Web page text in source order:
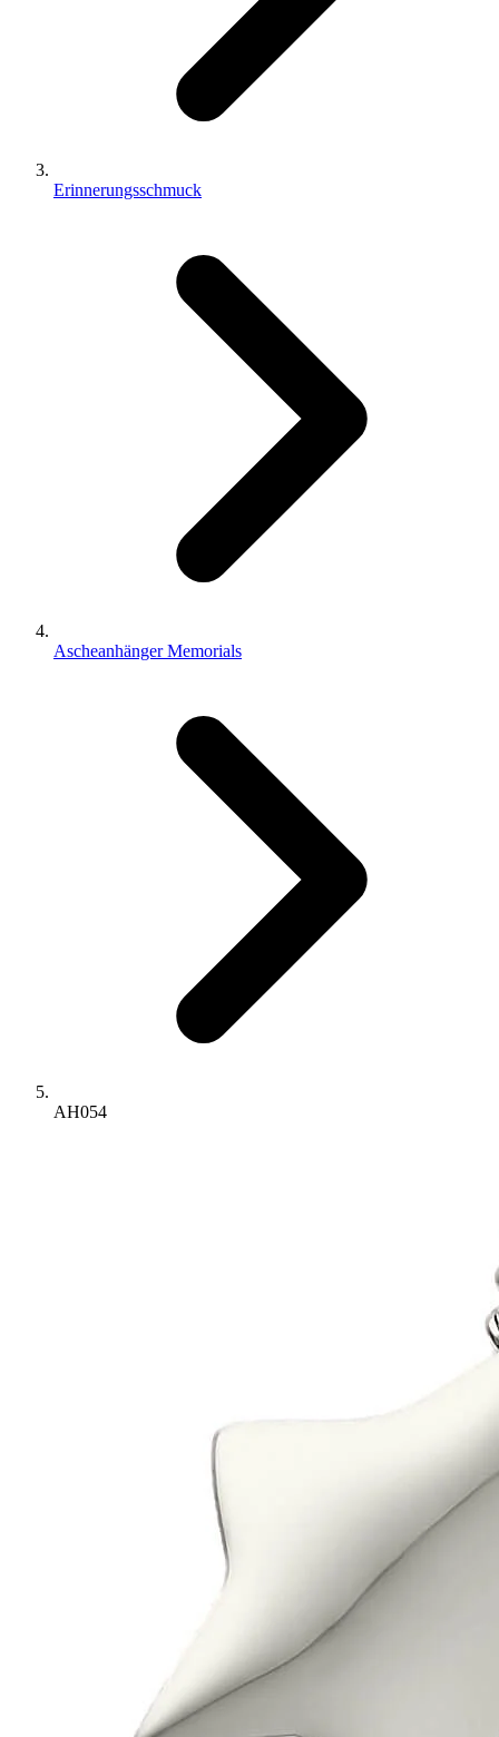
Erinnerungsschmuck
Ascheanhänger Memorials
AH054